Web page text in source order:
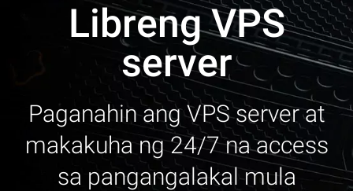
Libreng VPS
server
Paganahin ang VPS server at
makakuha ng 24/7 na access
sa pangangalakal mula